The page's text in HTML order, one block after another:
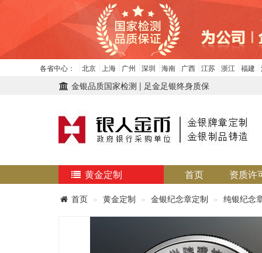
各省中心： 北京 上海 广州 深圳 海南 广西 江苏 浙江 福建
金银品质国家检测 | 足金足银终身质保
黄金定制 首页 资质许
首页 黄金定制 金银纪念章定制 纯银纪念